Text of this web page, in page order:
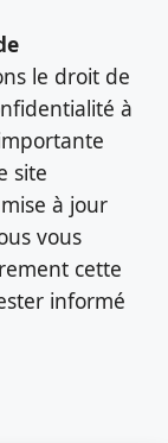
le droit de
à
site
à jour
vous
cette
informé